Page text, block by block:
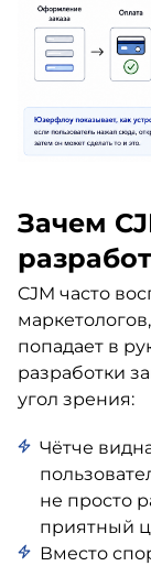
Зачем
CJM часто
попадает в
разработки
угол зрения:
Чётче
не просто
приятный
Вместо